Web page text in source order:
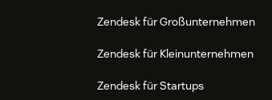
Zendesk für Großunternehmen
Zendesk für Kleinunternehmen
Zendesk für Startups